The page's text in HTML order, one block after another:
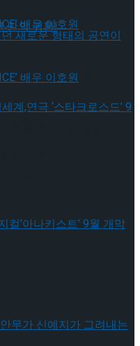
던 새로운 형태의
벨업 on ICE’ 배우
던 새로운 형태의